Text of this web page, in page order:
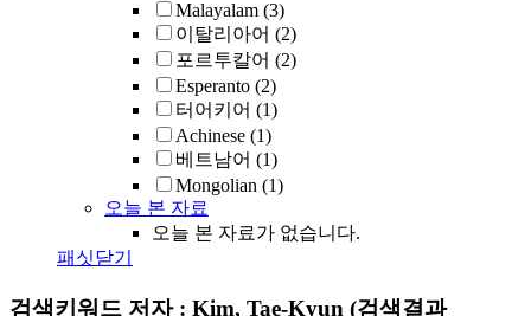
Malayalam (3)
이탈리아어 (2)
포르투칼어 (2)
Esperanto (2)
터어키어 (1)
Achinese (1)
베트남어 (1)
Mongolian (1)
오늘 본 자료
오늘 본 자료가 없습니다.
패싯닫기
검색키워드 저자 : Kim, Tae-Kyun (검색결과